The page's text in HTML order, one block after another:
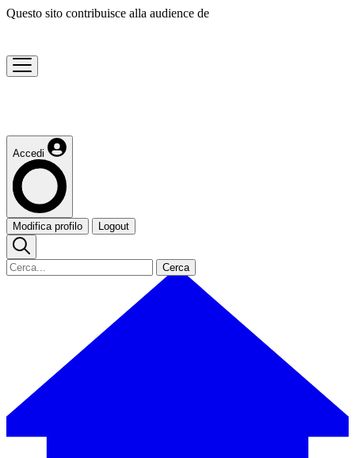
Questo sito contribuisce alla audience de
Accedi
Modifica profilo Logout
Cerca